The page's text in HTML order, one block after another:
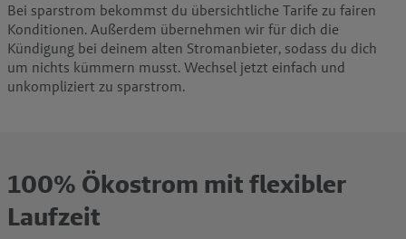
Bei sparstrom bekommst du übersichtliche Tarife zu fairen
Konditionen. Außerdem übernehmen wir für dich die
Kündigung bei deinem alten Stromanbieter, sodass du dich
um nichts kümmern musst. Wechsel jetzt einfach und
unkompliziert zu sparstrom.
100% Ökostrom mit flexibler
Laufzeit